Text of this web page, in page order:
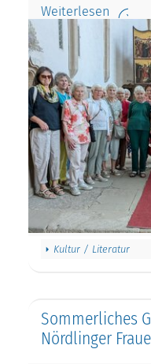
Weiterlesen
Kultur / Literatur
Sommerliches
Nördlinger